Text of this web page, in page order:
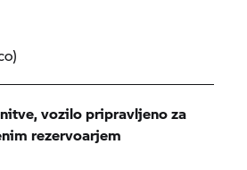
vozilo pripravljeno za
rezervoarjem